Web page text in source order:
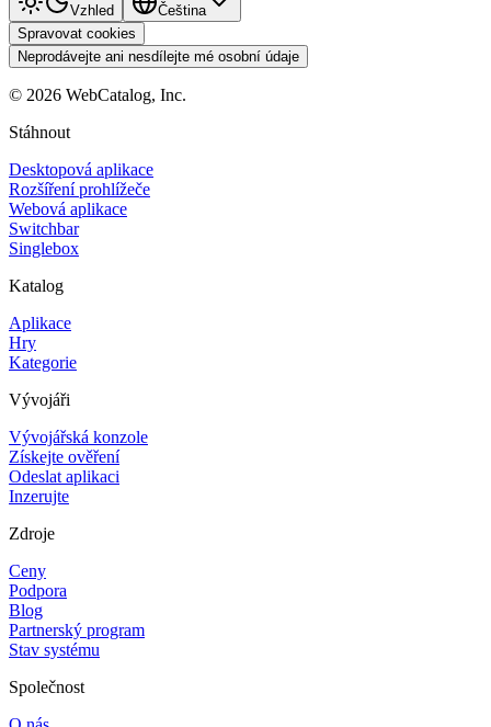
Vzhled
Čeština
Spravovat cookies
Neprodávejte ani nesdílejte mé osobní údaje
© 2026 WebCatalog, Inc.
Stáhnout
Desktopová aplikace
Rozšíření prohlížeče
Webová aplikace
Switchbar
Singlebox
Katalog
Aplikace
Hry
Kategorie
Vývojáři
Vývojářská konzole
Získejte ověření
Odeslat aplikaci
Inzerujte
Zdroje
Ceny
Podpora
Blog
Partnerský program
Stav systému
Společnost